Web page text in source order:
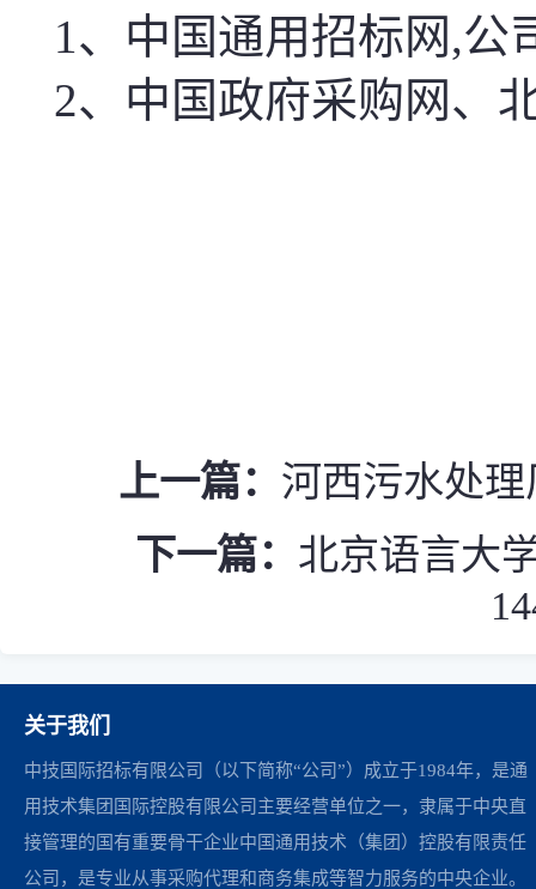
1、中国通用招标网,公
2、中国政府采购网、
上一篇： 河西污水处
下一篇： 北京语言大
关于我们
中技国际招标有限公司（以下简称“公司”）成立于1984年，是通
用技术集团国际控股有限公司主要经营单位之一，隶属于中央直
接管理的国有重要骨干企业中国通用技术（集团）控股有限责任
公司，是专业从事采购代理和商务集成等智力服务的中央企业。